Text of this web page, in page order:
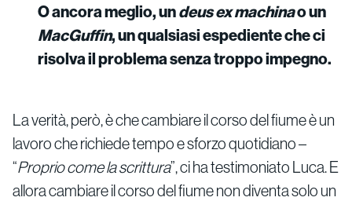
O ancora meglio, undeus ex machinao un
MacGuffin, un qualsiasi espediente che ci
risolva il problema senza troppo impegno.
La verità, però, è che cambiare il corso del fiume è un
lavoro che richiede tempo e sforzo quotidiano –
“Proprio come la scrittura”, ci ha testimoniato Luca. E
allora cambiare il corso del fiume non diventa solo un